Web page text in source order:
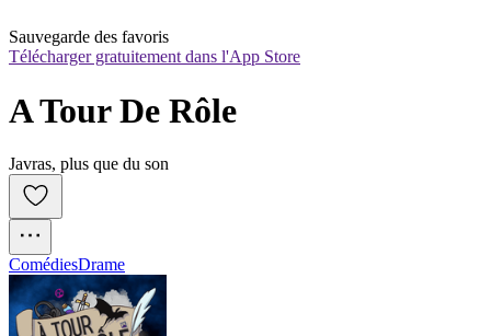
Sauvegarde des favoris
Télécharger gratuitement dans l'App Store
A Tour De Rôle
Javras, plus que du son
ComédiesDrame